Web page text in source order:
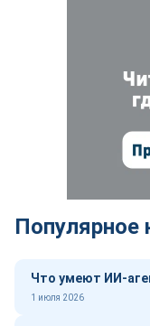
Популярное
Что умеют ИИ-
1 июля 2026